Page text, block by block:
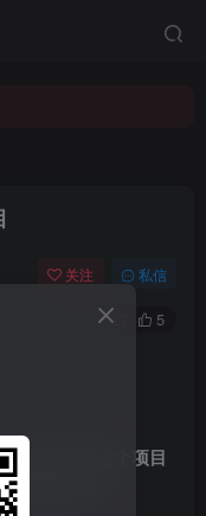
关注 私信
27 5
够才会把这个项目
投到市场